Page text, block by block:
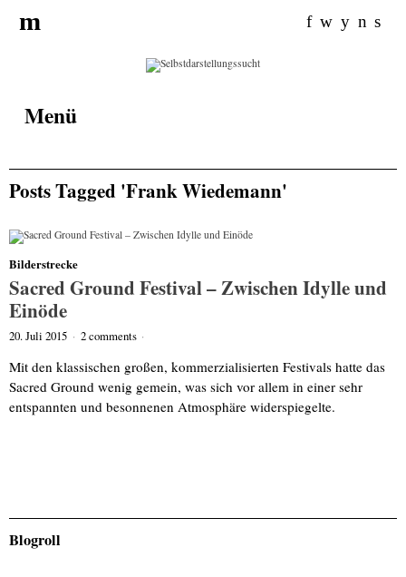
f w y n s
m
Menü
Posts Tagged 'Frank Wiedemann'
Bilderstrecke
Sacred Ground Festival – Zwischen Idylle und
Einöde
20. Juli 2015 · 2 comments ·
Mit den klassischen großen, kommerzialisierten Festivals hatte das
Sacred Ground wenig gemein, was sich vor allem in einer sehr
entspannten und besonnenen Atmosphäre widerspiegelte.
Blogroll